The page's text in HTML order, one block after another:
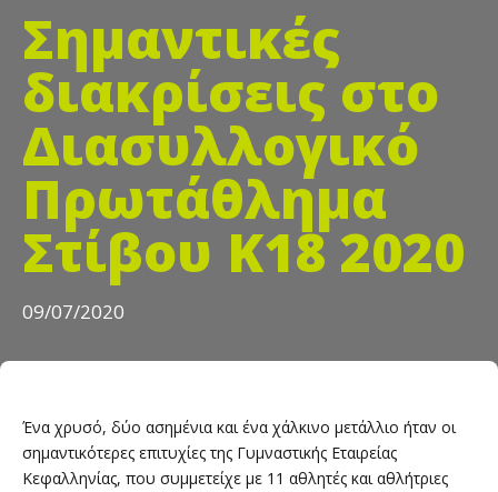
Σημαντικές
διακρίσεις στο
Διασυλλογικό
Πρωτάθλημα
Στίβου Κ18 2020
09/07/2020
Ένα χρυσό, δύο ασημένια και ένα χάλκινο μετάλλιο ήταν οι
σημαντικότερες επιτυχίες της Γυμναστικής Εταιρείας
Κεφαλληνίας, που συμμετείχε με 11 αθλητές και αθλήτριες